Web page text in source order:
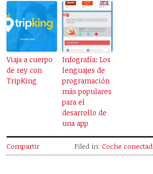
Viaja a cuerpo
de rey con
TripKing
Infografía: Los
lenguajes de
programación
más populares
para el
desarrollo de
una app
Compartir Filed in: Coche